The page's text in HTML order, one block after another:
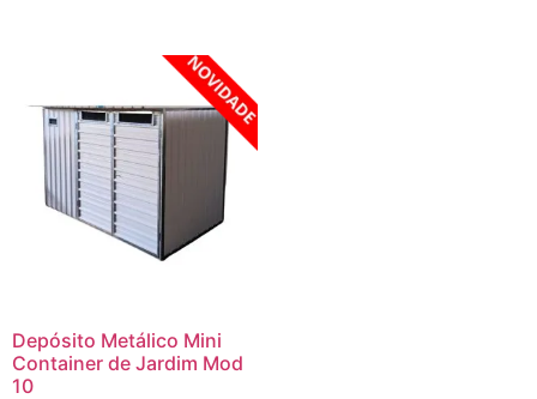
Depósito Metálico Mini
Container de Jardim Mod
10